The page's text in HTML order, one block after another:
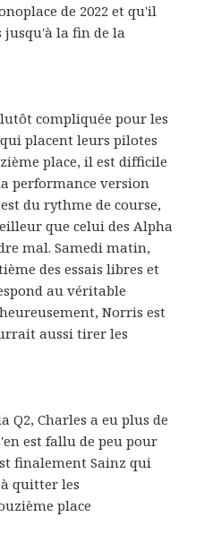
de 2022 et qu'il
la fin de la
compliquée pour les
placent leurs pilotes
place, il est difficile
performance version
du rythme de course,
que celui des Alpha
mal. Samedi matin,
des essais libres et
au véritable
Norris est
aussi tirer les
Charles a eu plus de
est fallu de peu pour
finalement Sainz qui
quitter les
place